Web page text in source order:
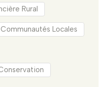
Rural
Locales